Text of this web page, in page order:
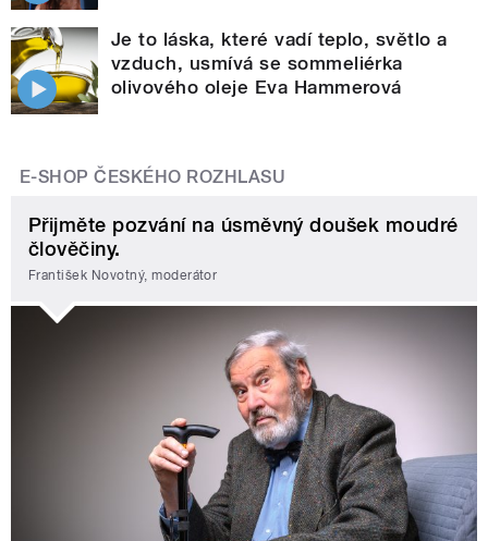
Je to láska, které vadí teplo, světlo a
vzduch, usmívá se sommeliérka
olivového oleje Eva Hammerová
E-SHOP ČESKÉHO ROZHLASU
Přijměte pozvání na úsměvný doušek moudré
člověčiny.
František Novotný, moderátor